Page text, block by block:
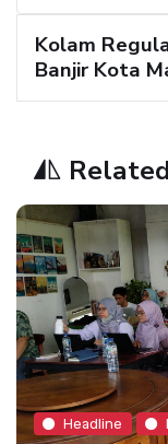
Kolam
Banjir Kota
Headline